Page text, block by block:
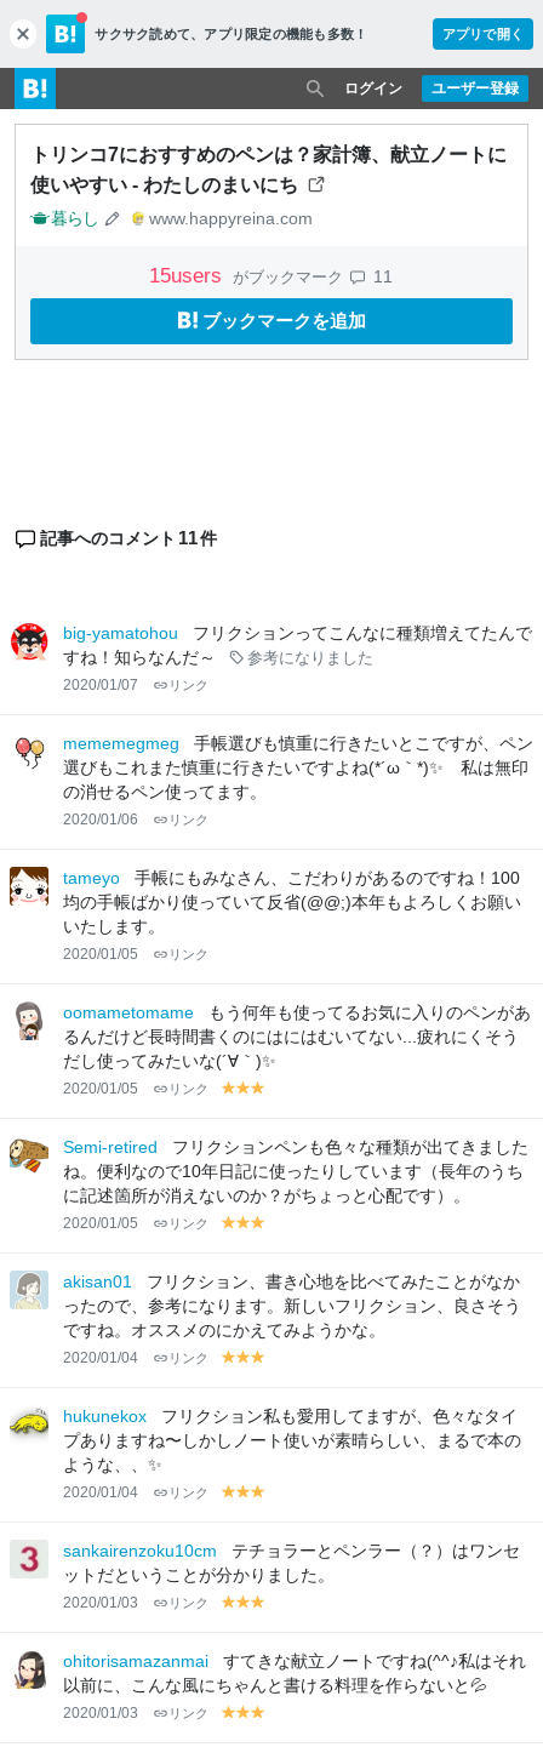
c
l
o
s
e
サクサク読めて、 アプリ限定の機能も多数！ アプリで開く
ユーザー登録
ログイン
トリンコ7におすすめのペンは？家計簿、献立ノートに
使いやすい - わたしのまいにち
暮らし www.happyreina.com
15users がブックマーク 11
ブックマークを追加
記事へのコメント 11件
big-yamatohou
フリクションってこんなに種類増えてたんで
すね！知らなんだ～
参考になりました
2020/01/07 リンク
mememegmeg
手帳選びも慎重に行きたいとこですが、ペン
選びもこれまた慎重に行きたいですよね(*´ω｀*)✨ 私は無印
の消せるペン使ってます。
2020/01/06 リンク
tameyo
手帳にもみなさん、こだわりがあるのですね！100
均の手帳ばかり使っていて反省(@@;)本年もよろしくお願い
いたします。
2020/01/05 リンク
oomametomame
もう何年も使ってるお気に入りのペンがあ
るんだけど長時間書くのにはにはむいてない...疲れにくそう
だし使ってみたいな(´∀｀)✨
2020/01/05 リンク
y
lo
w
y
lo
w
lo
w
Semi-retired
フリクションペンも色々な種類が出てきました
ね。便利なので10年日記に使ったりしています（長年のうち
に記述箇所が消えないのか？がちょっと心配です）。
2020/01/05 リンク
y
lo
w
y
lo
w w
akisan01
フリクション、書き心地を比べてみたことがなか
ったので、参考になります。新しいフリクション、良さそう
ですね。オススメのにかえてみようかな。
2020/01/04 リンク
y
lo
y
lo
w
lo
hukunekox
フリクション私も愛用してますが、色々なタイ
プありますね〜しかしノート使いが素晴らしい、まるで本の
ような、、✨
2020/01/04 リンク
y
w
y
lo
w
lo
w
sankairenzoku10cm
テチョラーとペンラー（？）はワンセ
ットだということが分かりました。
2020/01/03 リンク
y
lo
w
y
lo
w
lo
w
ohitorisamazanmai
すてきな献立ノートですね(^^♪私はそれ
以前に、こんな風にちゃんと書ける料理を作らないと💦
2020/01/03 リンク
y y